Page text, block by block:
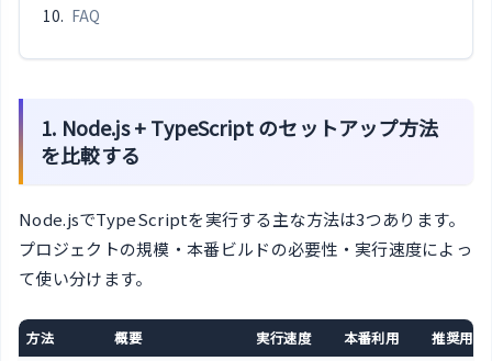
FAQ
1. Node.js + TypeScript のセットアップ方法
を比較する
Node.jsでTypeScriptを実行する主な方法は3つあります。
プロジェクトの規模・本番ビルドの必要性・実行速度によっ
て使い分けます。
方法 概要 実行速度 本番利用 推奨用途